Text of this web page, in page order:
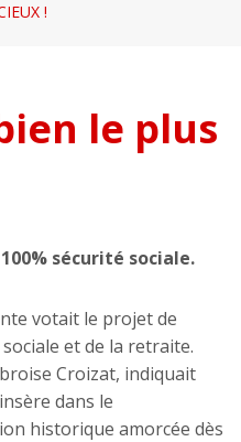
!
le plus
sécurité sociale.
votait le projet de
et de la retraite.
Croizat, indiquait
dans le
historique amorcée dès